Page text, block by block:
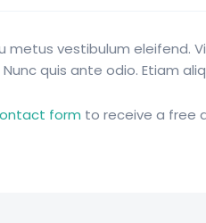
metus vestibulum eleifend.
quis ante odio. Etiam
form to receive a free